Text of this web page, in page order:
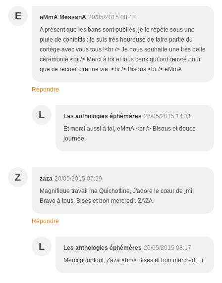
E eMmA MessanA 20/05/2015 08:48
A présent que les bans sont publiés, je le répète sous une
pluie de confettis : je suis très heureuse de faire partie du
cortège avec vous tous !<br /> Je nous souhaite une très belle
cérémonie.<br /> Merci à toi et tous ceux qui ont œuvré pour
que ce recueil prenne vie. <br /> Bisous,<br /> eMmA
Répondre
L Les anthologies éphémères 26/05/2015 14:31
Et merci aussi à toi, eMmA.<br /> Bisous et douce
journée.
Z zaza 20/05/2015 07:59
Magnifique travail ma Quichottine, J'adore le cœur de jmi.
Bravo à tous. Bises et bon mercredi. ZAZA
Répondre
L Les anthologies éphémères 20/05/2015 08:17
Merci pour tout, Zaza.<br /> Bises et bon mercredi. :)